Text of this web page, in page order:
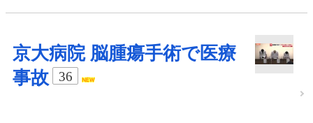
京大病院 脳腫瘍手術で医療
事故
36